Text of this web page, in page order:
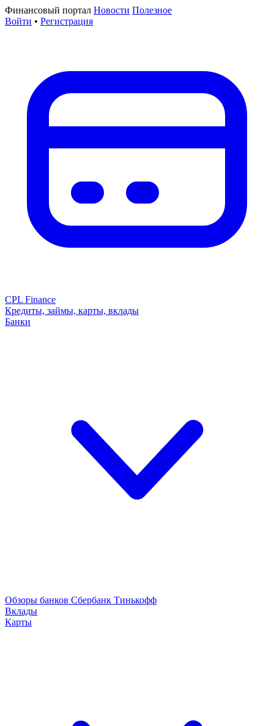
Финансовый портал Новости Полезное
Войти • Регистрация
CPL Finance
Кредиты, займы, карты, вклады
Банки
Обзоры банков Сбербанк Тинькофф
Вклады
Карты